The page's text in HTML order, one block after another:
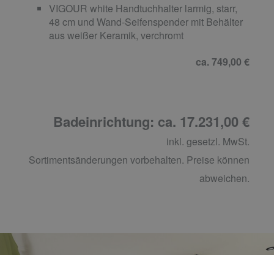
VIGOUR white Handtuchhalter larmig, starr,
48 cm und Wand-Seifenspender mit Behälter
aus weißer Keramik, verchromt
ca. 749,00 €
Badeinrichtung: ca. 17.231,00 €
inkl. gesetzl. MwSt.
Sortimentsänderungen vorbehalten. Preise können
abweichen.